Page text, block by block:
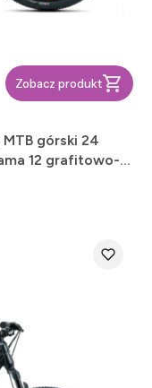
Zobacz produkt
górski 24
12 grafitowo-